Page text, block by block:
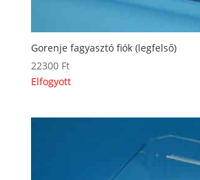
Gorenje fagyasztó fiók (legfelső)
22300 Ft
Elfogyott